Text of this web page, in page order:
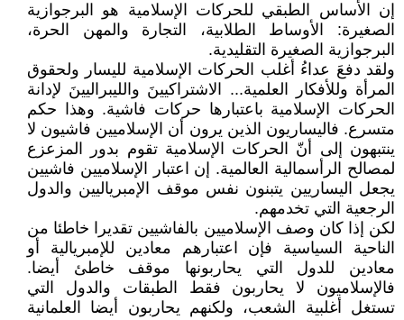
إن الأساس الطبقي للحركات الإسلامية هو البرجوازية
الصغيرة: الأوساط الطلابية، التجارة والمهن الحرة،
البرجوازية الصغيرة التقليدية.
ولقد دفعَ عداءُ أغلب الحركات الإسلامية لليسار ولحقوق
المرأة وللأفكار العلمية... الاشتراكيينَ والليبراليينَ لإدانة
الحركات الإسلامية باعتبارها حركات فاشية. وهذا حكم
متسرع. فاليساريون الذين يرون أن الإسلاميين فاشيون لا
ينتبهون إلى أنّ الحركات الإسلامية تقوم بدور المزعزع
لمصالح الرأسمالية العالمية. إن اعتبار الإسلاميين فاشيين
يجعل اليساريين يتبنون نفس موقف الإمبرياليين والدول
الرجعية التي تخدمهم.
لكن إذا كان وصف الإسلاميين بالفاشيين تقديرا خاطئا من
الناحية السياسية فإن اعتبارهم معادين للإمبريالية أو
معادين للدول التي يحاربونها موقف خاطئ أيضا.
فالإسلاميون لا يحاربون فقط الطبقات والدول التي
تستغل أغلبية الشعب، ولكنهم يحاربون أيضا العلمانية